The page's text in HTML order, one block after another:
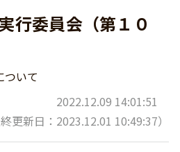
行委員会（第１０
ついて
2022.12.09 14:01:51
終更新日：2023.12.01 10:49:37）